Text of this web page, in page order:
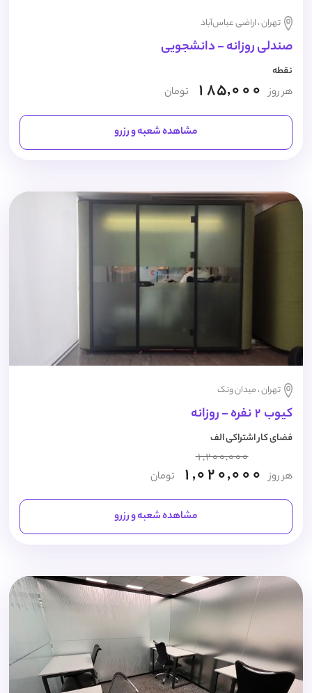
تهران ، اراضی عباس‌آباد
صندلی روزانه - دانشجویی
نقطه
هر روز 185,000 تومان
مشاهده شعبه و رزرو
تهران ، میدان ونک
کیوب 2 نفره - روزانه
فضای کار اشتراکی الف
هر روز
1,200,000
1,020,000 تومان
مشاهده شعبه و رزرو